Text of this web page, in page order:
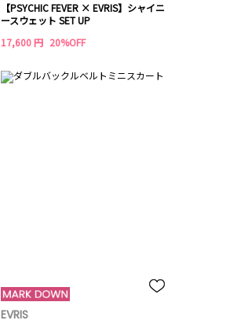
【PSYCHIC FEVER × EVRIS】シャイニ
ースウェット SET UP
17,600 円 20%OFF
EVRIS